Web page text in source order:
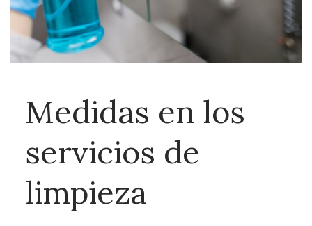
Medidas en los
servicios de
limpieza